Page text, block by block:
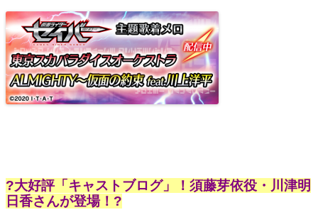
?大好評「キャストブログ」！須藤芽依役・川津明
日香さんが登場！?